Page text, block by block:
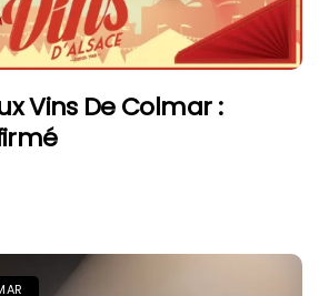
Vins De Colmar :